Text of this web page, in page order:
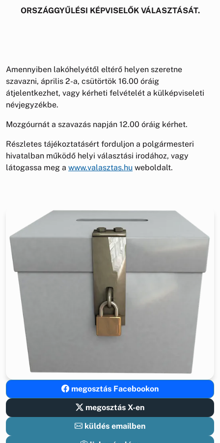
ORSZÁGGYŰLÉSI KÉPVISELŐK VÁLASZTÁSÁT.
Amennyiben lakóhelyétől eltérő helyen szeretne
szavazni, április 2-a, csütörtök 16.00 óráig
átjelentkezhet, vagy kérheti felvételét a külképviseleti
névjegyzékbe.
Mozgóurnát a szavazás napján 12.00 óráig kérhet.
Részletes tájékoztatásért forduljon a polgármesteri
hivatalban működő helyi választási irodához, vagy
látogassa meg a www.valasztas.hu weboldalt.
megosztás Facebookon
megosztás X-en
küldés emailben